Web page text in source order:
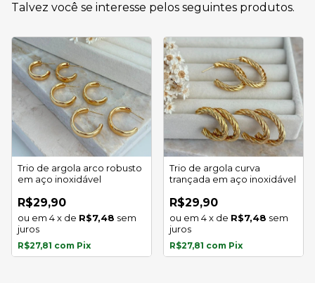
Talvez você se interesse pelos seguintes produtos.
Trio de argola arco robusto
em aço inoxidável
R$29,90
4x de R$7,48 sem
juros
R$27,81 com Pix
Trio de argola curva
trançada em aço inoxidável
R$29,90
4x de R$7,48 sem
juros
R$27,81 com Pix